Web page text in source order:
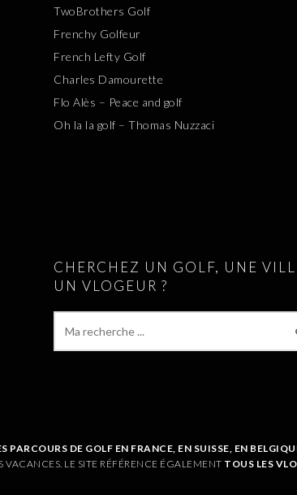
TwoBrothers Golf
Frenchy Golfeur
French Lefty Golf
Charles Damourette
Flo Alès – Peace and golf
Oh la la golf – Thomas Nuzzaci
CHERCHEZ UN GOLF, UNE
UN VLOGEUR ?
PARCOURS DE GOLF EN FRANCE, EN SUISSE, EN
LE SITE RÉFÉRENCE ÉGALEMENT TOUS LES